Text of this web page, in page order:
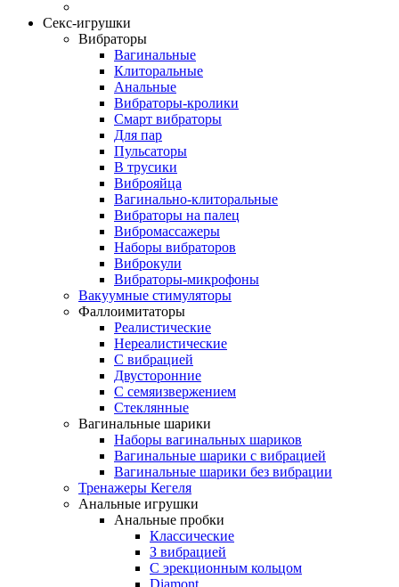
Секс-игрушки
Вибраторы
Вагинальные
Клиторальные
Анальные
Вибраторы-кролики
Смарт вибраторы
Для пар
Пульсаторы
В трусики
Виброяйца
Вагинально-клиторальные
Вибраторы на палец
Вибромассажеры
Наборы вибраторов
Виброкули
Вибраторы-микрофоны
Вакуумные стимуляторы
Фаллоимитаторы
Реалистические
Нереалистические
С вибрацией
Двусторонние
С семяизвержением
Стеклянные
Вагинальные шарики
Наборы вагинальных шариков
Вагинальные шарики с вибрацией
Вагинальные шарики без вибрации
Тренажеры Кегеля
Анальные игрушки
Анальные пробки
Классические
З вибрацией
С эрекционным кольцом